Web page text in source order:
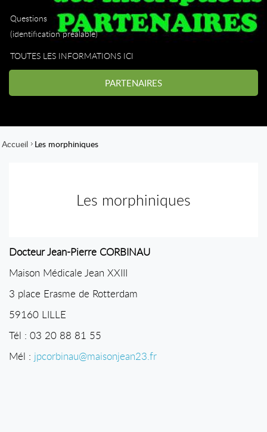
Questions
(identification préalable)
TOUTES LES INFORMATIONS ICI
PARTENAIRES
Accueil Les morphiniques
Les morphiniques
Docteur Jean-Pierre CORBINAU
Maison Médicale Jean XXIII
3 place Erasme de Rotterdam
59160 LILLE
Tél : 03 20 88 81 55
Mél : jpcorbinau@maisonjean23.fr